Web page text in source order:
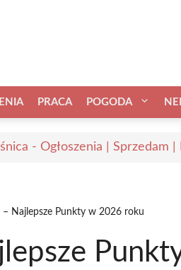
PRACA POGODA
- Ogłoszenia | Sprzedam
– Najlepsze Punkty w 2026 roku